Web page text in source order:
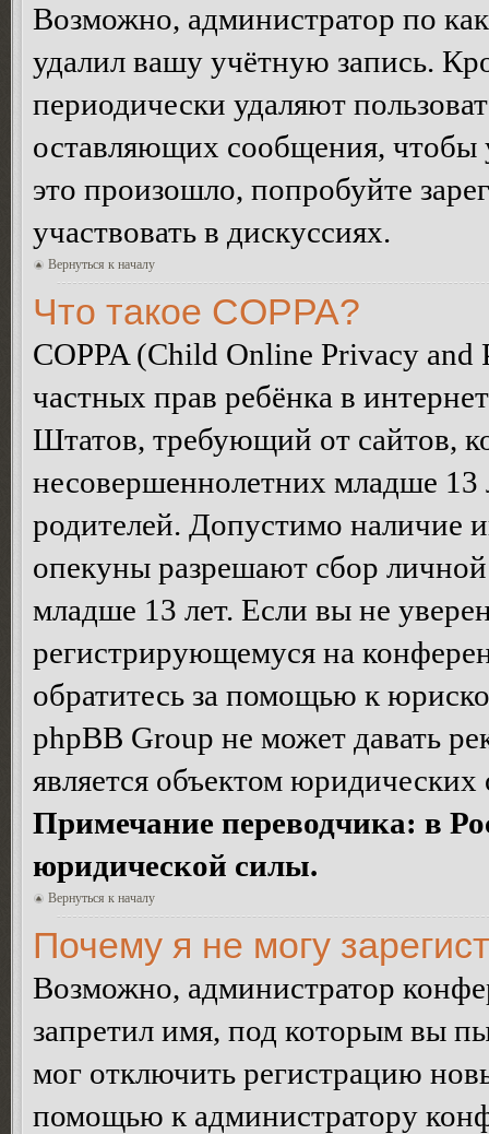
Возможно, администратор по
удалил вашу учётную запись.
периодически удаляют
оставляющих сообщения, чтобы
это произошло, попробуйте
участвовать в дискуссиях.
Вернуться к началу
Что такое COPPA?
COPPA (Child Online Privacy
частных прав ребёнка в
Штатов, требующий от сайтов,
несовершеннолетних младше 13
родителей. Допустимо наличие
опекуны разрешают сбор
младше 13 лет. Если вы не
регистрирующемуся на
обратитесь за помощью к
phpBB Group не может давать
является объектом
Примечание переводчика: в
юридической силы.
Вернуться к началу
Почему я не могу
Возможно, администратор
запретил имя, под которым вы
мог отключить регистрацию
помощью к администратору